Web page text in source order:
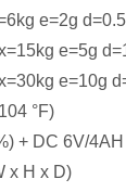
e=2g
e=5g
e=10g
°F)
+ DC 6V/4AH
x H x D)